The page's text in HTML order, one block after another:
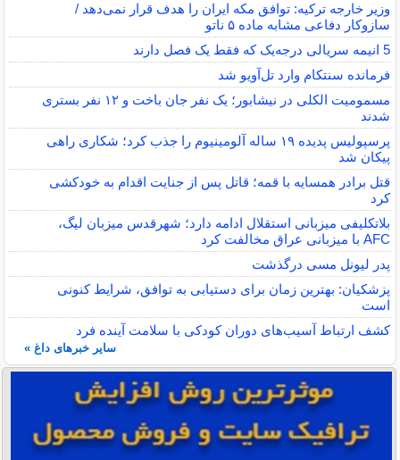
وزیر خارجه ترکیه: توافق مکه ایران را هدف قرار نمی‌دهد /
سازوکار دفاعی مشابه ماده ۵ ناتو
5 انیمه سریالی درجه‌یک که فقط یک فصل دارند
فرمانده سنتکام وارد تل‌آویو شد
مسمومیت الکلی در نیشابور؛ یک نفر جان باخت و ۱۲ نفر بستری
شدند
پرسپولیس پدیده ۱۹ ساله آلومینیوم را جذب کرد؛ شکاری راهی
پیکان شد
قتل برادر همسایه با قمه؛ قاتل پس از جنایت اقدام به خودکشی
کرد
بلاتکلیفی میزبانی استقلال ادامه دارد؛ شهرقدس میزبان لیگ،
AFC با میزبانی عراق مخالفت کرد
پدر لیونل مسی درگذشت
پزشکیان: بهترین زمان برای دستیابی به توافق، شرایط کنونی
است
کشف ارتباط آسیب‌های دوران کودکی با سلامت آینده فرد
سایر خبرهای داغ »